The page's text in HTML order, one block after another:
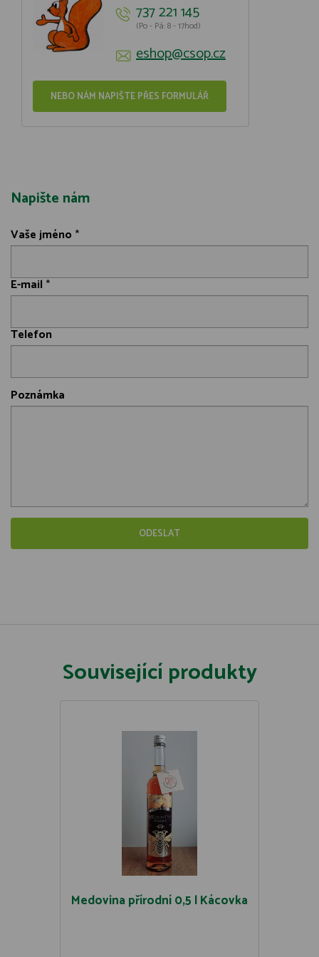
737 221 145
(Po - Pá: 8 - 17hod)
eshop@csop.cz
NEBO NÁM NAPIŠTE PŘES FORMULÁŘ
Napište nám
Vaše jméno *
E-mail *
Telefon
Poznámka
Související produkty
Medovina přírodní 0,5 l Kácovka